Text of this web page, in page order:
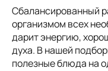
Сбалансированный
организмом всех
дарит энергию,
духа. В нашей
полезные блюда на